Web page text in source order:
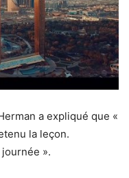
a expliqué que «
la leçon.
journée ».